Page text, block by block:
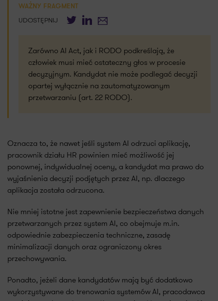
WAŻNY FRAGMENT
UDOSTĘPNIJ TwitterLinkedIn
E-mail
Zarówno AI Act, jak i RODO podkreślają, że
człowiek musi mieć ostateczny głos w procesie
decyzyjnym. Kandydat nie może podlegać decyzji
opartej wyłącznie na zautomatyzowanym
przetwarzaniu (art. 22 RODO).
Oznacza to, że nawet jeśli system AI odrzuci aplikację,
pracownik działu HR powinien mieć możliwość jej
ponownej, indywidualnej oceny, a kandydat ma prawo do
wyjaśnienia decyzji podjętych przez AI, np. dlaczego
aplikacja została odrzucona.
Nie mniej istotne jest zapewnienie bezpieczeństwa danych
przetwarzanych przez system AI, co obejmuje m.in.
odpowiednie zabezpieczenia techniczne, zasadę
minimalizacji danych oraz ograniczony okres
przechowywania.
Ponadto, jeżeli dane kandydatów mają być dodatkowo
wykorzystywane do trenowania systemów AI, pracodawca